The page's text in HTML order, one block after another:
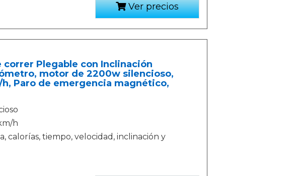
Ver precios
correr Plegable con Inclinación
motor de 2200w silencioso,
Paro de emergencia magnético,
h
calorías, tiempo, velocidad, inclinación y